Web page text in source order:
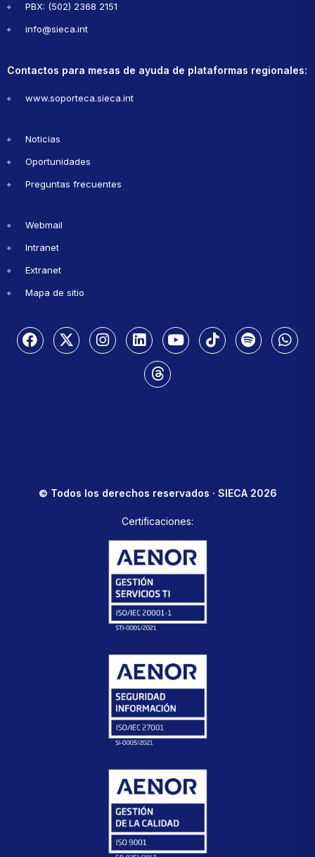
PBX: (502) 2368 2151
info@sieca.int
Contactos para mesas de ayuda de plataformas regionales:
www.soporteca.sieca.int
Noticias
Oportunidades
Preguntas frecuentes
Webmail
Intranet
Extranet
Mapa de sitio
© Todos los derechos reservados · SIECA 2026
Certificaciones: